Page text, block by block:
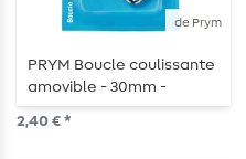
de Prym
PRYM Boucle coulissante
amovible - 30mm -
Argenté - 1 pièce
2,40 € *